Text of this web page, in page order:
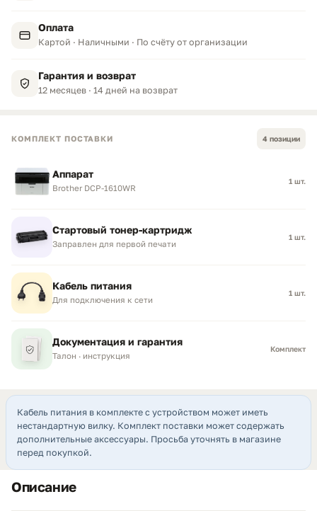
Оплата
Картой · Наличными · По счёту от организации
Гарантия и возврат
12 месяцев · 14 дней на возврат
КОМПЛЕКТ ПОСТАВКИ 4 позиции
Аппарат
Brother DCP-1610WR
1 шт.
Стартовый тонер-картридж
Заправлен для первой печати
1 шт.
Кабель питания
Для подключения к сети
1 шт.
Документация и гарантия
Талон · инструкция
Комплект
Кабель питания в комплекте с устройством может иметь
нестандартную вилку. Комплект поставки может содержать
дополнительные аксессуары. Просьба уточнять в магазине
перед покупкой.
Описание